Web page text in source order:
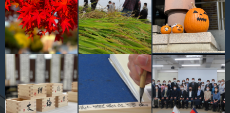
サイトポリシー
サイトマップ
交通アクセス
同窓会